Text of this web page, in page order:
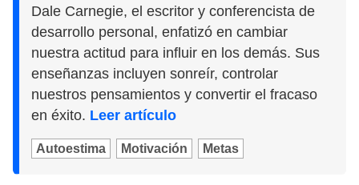
Dale Carnegie, el escritor y conferencista de
desarrollo personal, enfatizó en cambiar
nuestra actitud para influir en los demás. Sus
enseñanzas incluyen sonreír, controlar
nuestros pensamientos y convertir el fracaso
en éxito. Leer artículo
Autoestima Motivación Metas